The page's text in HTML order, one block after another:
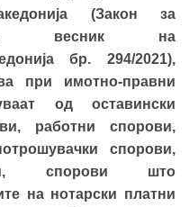
(Закон за
весник на
бр. 294/2021),
при имотно-правни
од оставински
работни спорови,
спорови,
спорови што
на нотарски платни